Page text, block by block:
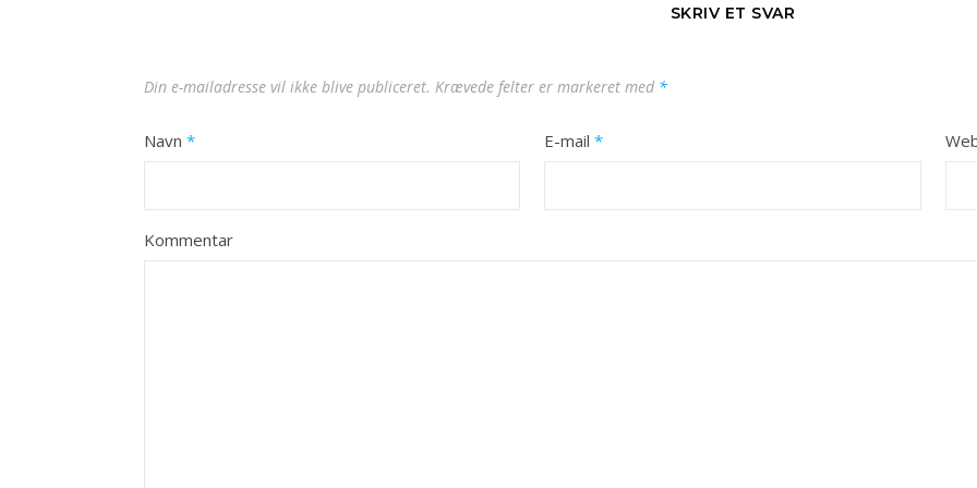
SKRIV ET SVAR
Din e-mailadresse vil ikke blive publiceret. Krævede felter er markeret med *
Navn * E-mail*
Kommentar